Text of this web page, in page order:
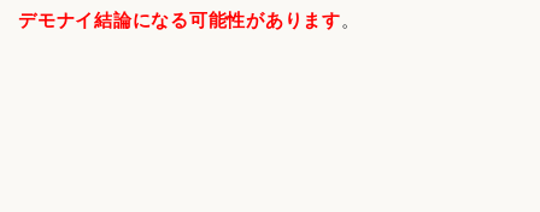
デモナイ結論になる可能性があります。